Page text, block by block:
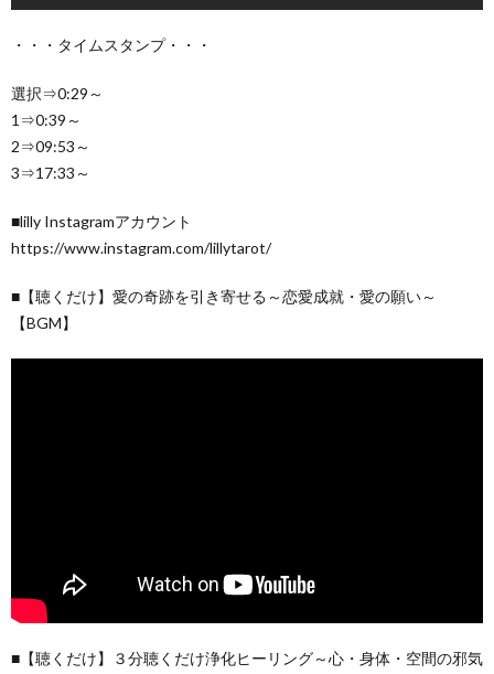
・・・タイムスタンプ・・・
選択⇒0:29～
1⇒0:39～
2⇒09:53～
3⇒17:33～
■lilly Instagramアカウント
https://www.instagram.com/lillytarot/
■【聴くだけ】愛の奇跡を引き寄せる～恋愛成就・愛の願い～
【BGM】
■【聴くだけ】３分聴くだけ浄化ヒーリング～心・身体・空間の邪気